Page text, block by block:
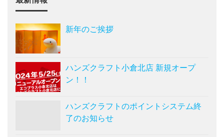
新年のご挨拶
ハンズクラフト小倉北店 新規オープ
ン！！
ハンズクラフトのポイントシステム終
了のお知らせ